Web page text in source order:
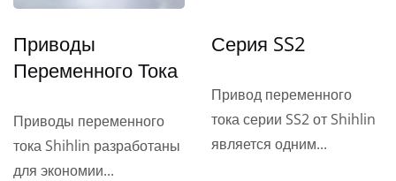
Приводы
Переменного Тока
Приводы переменного
тока Shihlin разработаны
для экономии...
Серия SS2
Привод переменного
тока серии SS2 от Shihlin
является одним...